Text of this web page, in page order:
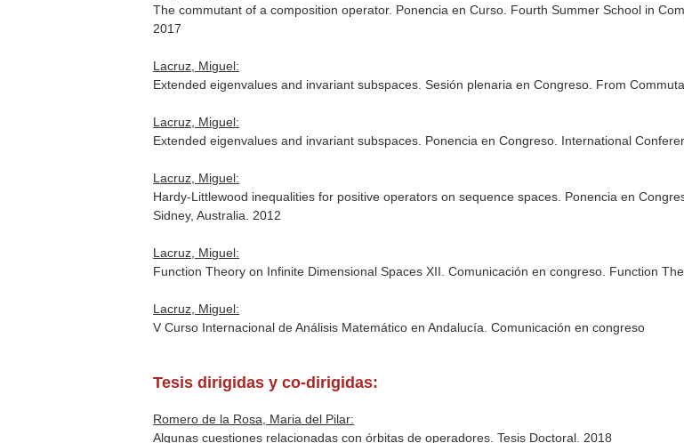
The commutant of a composition operator. Ponencia en Curso. Fourth Summer School in
2017
Lacruz, Miguel:
Extended eigenvalues and invariant subspaces. Sesión plenaria en Congreso. From
Lacruz, Miguel:
Extended eigenvalues and invariant subspaces. Ponencia en Congreso. International
Lacruz, Miguel:
Hardy-Littlewood inequalities for positive operators on sequence spaces. Ponencia en
Sidney, Australia. 2012
Lacruz, Miguel:
Function Theory on Infinite Dimensional Spaces XII. Comunicación en congreso. Function
Lacruz, Miguel:
V Curso Internacional de Análisis Matemático en Andalucía. Comunicación en congreso
Tesis dirigidas y co-dirigidas:
Romero de la Rosa, Maria del Pilar:
Algunas cuestiones relacionadas con órbitas de operadores. Tesis Doctoral. 2018